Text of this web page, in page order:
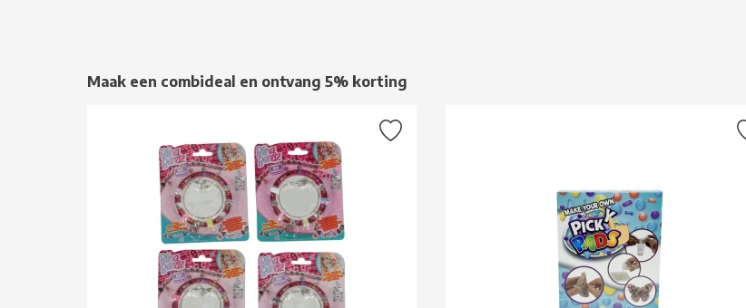
Maak een combideal en ontvang 5% korting